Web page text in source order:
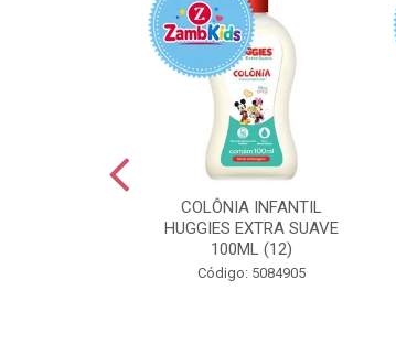
COLÔNIA INFANTIL
HUGGIES EXTRA SUAVE
100ML (12)
Código: 5084905